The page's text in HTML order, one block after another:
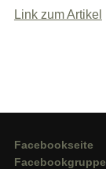
Link zum Artikel
Facebookseite
Facebookgruppe